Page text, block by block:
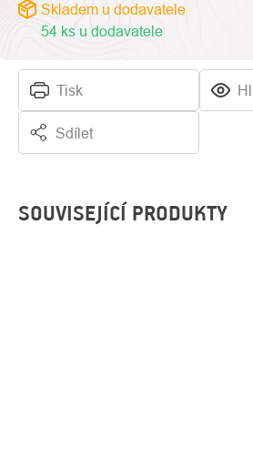
Tisk
Sdílet
Skladem u dodavatele
54 ks u dodavatele
SOUVISEJÍCÍ PRODUKTY